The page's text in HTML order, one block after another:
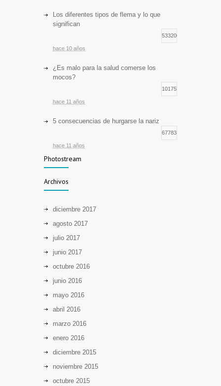
Los diferentes tipos de flema y lo que
significan
533206
hace 10 años
¿Es malo para la salud comerse los
mocos?
101757
hace 11 años
5 consecuencias de hurgarse la nariz
67783
hace 11 años
y boca
hace 11 años
Photostream
Archivos
diciembre 2017
agosto 2017
julio 2017
junio 2017
octubre 2016
junio 2016
mayo 2016
abril 2016
marzo 2016
enero 2016
diciembre 2015
noviembre 2015
octubre 2015